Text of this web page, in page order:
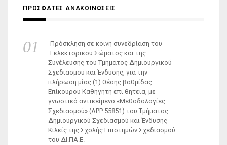
ΠΡΟΣΦΑΤΕΣ ΑΝΑΚΟΙΝΩΣΕΙΣ
Πρόσκληση σε κοινή συνεδρίαση του
Εκλεκτορικού Σώματος και της
Συνέλευσης του Τμήματος Δημιουργικού
Σχεδιασμού και Ένδυσης, για την
πλήρωση μίας (1) θέσης βαθμίδας
Επίκουρου Καθηγητή επί θητεία, με
γνωστικό αντικείμενο «Μεθοδολογίες
Σχεδιασμού» (ΑΡΡ 55851) του Τμήματος
Δημιουργικού Σχεδιασμού και Ένδυσης
Κιλκίς της Σχολής Επιστημών Σχεδιασμού
του ΔΙ.ΠΑ.Ε.